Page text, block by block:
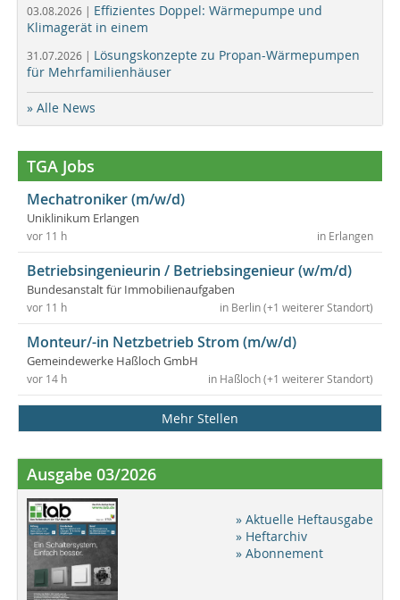
03.08.2026 | Effizientes Doppel: Wärmepumpe und
Klimagerät in einem
31.07.2026 | Lösungskonzepte zu Propan-Wärmepumpen
für Mehrfamilienhäuser
» Alle News
TGA Jobs
Mechatroniker (m/w/d)
Uniklinikum Erlangen
in Erlangen
vor 11 h
Betriebsingenieurin / Betriebsingenieur (w/m/d)
Bundesanstalt für Immobilienaufgaben
in Berlin (+1 weiterer Standort)
vor 11 h
Monteur/-in Netzbetrieb Strom (m/w/d)
Gemeindewerke Haßloch GmbH
in Haßloch (+1 weiterer Standort)
vor 14 h
Mehr Stellen
Ausgabe 03/2026
» Aktuelle Heftausgabe
» Heftarchiv
» Abonnement